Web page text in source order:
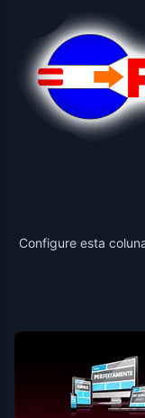
Configure esta